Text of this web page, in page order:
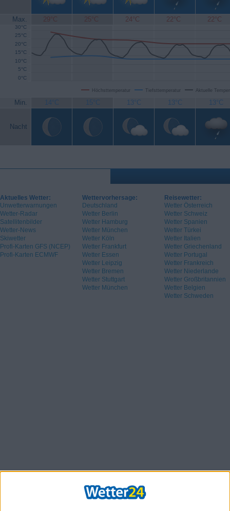
Max. 29°C 25°C 24°C 22°C 22°C
Höchsttemperatur Tiefsttemperatur Aktuelle
0°C
5°C
10°C
15°C
20°C
25°C
30°C
Min. 14°C 15°C 13°C 13°C 13°C
Nacht
Aktuelles Wetter:
Unwetterwarnungen
Wetter-Radar
Satellitenbilder
Wetter-News
Skiwetter
Profi-Karten GFS (NCEP)
Profi-Karten ECMWF
Wettervorhersage:
Deutschland
Wetter Berlin
Wetter Hamburg
Wetter München
Wetter Köln
Wetter Frankfurt
Wetter Essen
Wetter Leipzig
Wetter Bremen
Wetter Stuttgart
Wetter München
Reisewetter:
Wetter Österreich
Wetter Schweiz
Wetter Spanien
Wetter Türkei
Wetter Italien
Wetter Griechenland
Wetter Portugal
Wetter Frankreich
Wetter Niederlande
Wetter Großbritannien
Wetter Belgien
Wetter Schweden